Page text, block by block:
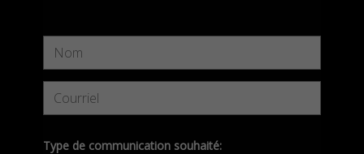
Type de communication souhaité: